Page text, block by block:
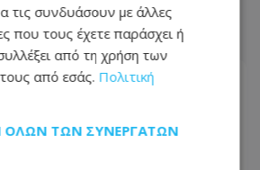
τις συνδυάσουν με άλλες
που τους έχετε παράσχει ή
από τη χρήση των
από εσάς. Πολιτική
ΌΛΩΝ ΤΩΝ ΣΥΝΕΡΓΑΤΏΝ